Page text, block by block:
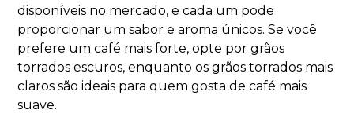
disponíveis no mercado, e cada um pode
proporcionar um sabor e aroma únicos. Se você
prefere um café mais forte, opte por grãos
torrados escuros, enquanto os grãos torrados mais
claros são ideais para quem gosta de café mais
suave.